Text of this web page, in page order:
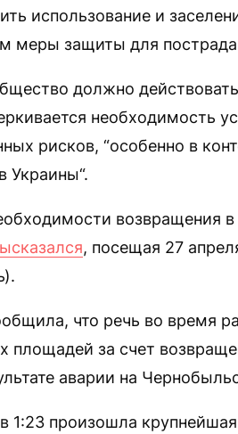
использование и
меры защиты для
должно
необходимость
рисков, “особенно в
Украины“.
возвращения
, посещая 27
что речь во время
площадей за счет
аварии на
1:23 произошла